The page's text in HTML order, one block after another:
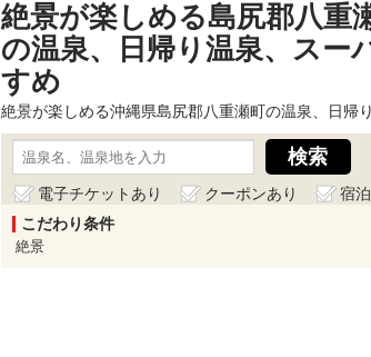
絶景が楽しめる島尻郡八重
の温泉、日帰り温泉、スー
すめ
絶景が楽しめる沖縄県島尻郡八重瀬町の温泉、日帰
電子チケットあり クーポンあり 宿
こだわり条件
絶景